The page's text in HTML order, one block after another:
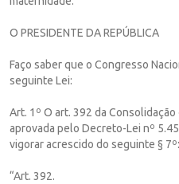
O PRESIDENTE DA REPÚBLICA
Faço saber que o Congresso
seguinte Lei:
Art. 1º O art. 392 da Consolidação
aprovada pelo Decreto-Lei nº
vigorar acrescido do seguinte § 7º:
“Art. 392.